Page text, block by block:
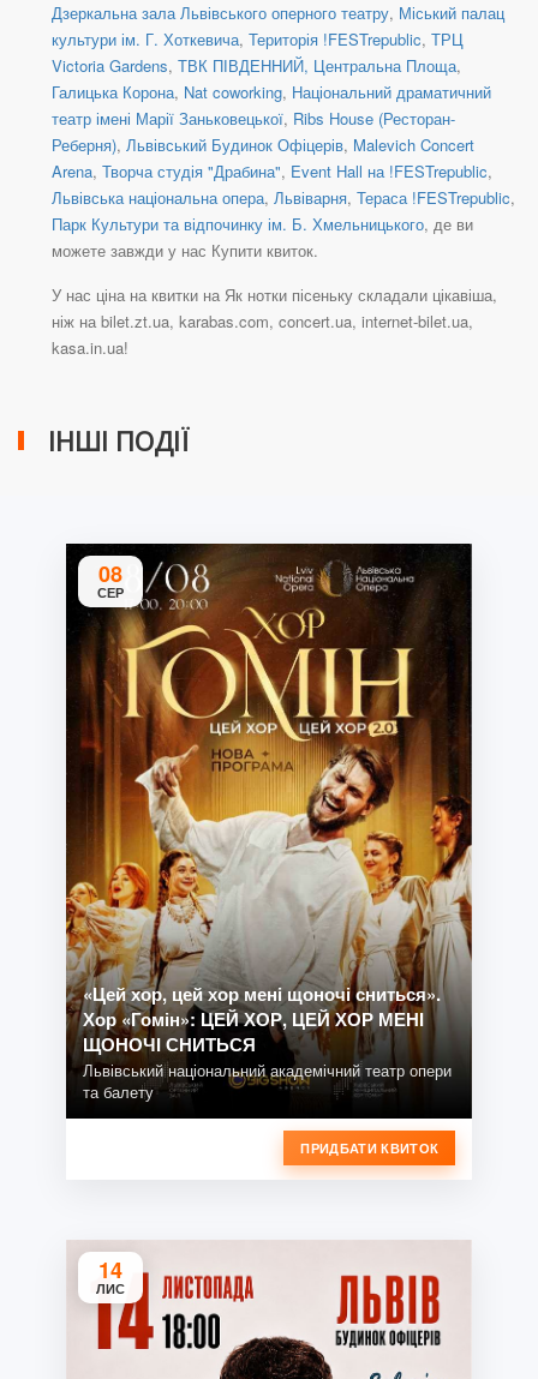
Дзеркальна зала Львівського оперного театру, Міський палац
культури ім. Г. Хоткевича, Територія !FESTrepublic, ТРЦ
Victoria Gardens, ТВК ПІВДЕННИЙ, Центральна Площа,
Галицька Корона, Nat coworking, Національний драматичний
театр імені Марії Заньковецької, Ribs House (Ресторан-
Реберня), Львівський Будинок Офіцерів, Malevich Concert
Arena, Творча студія "Драбина", Event Hall на !FESTrepublic,
Львівська національна опера, Львіварня, Тераса !FESTrepublic,
Парк Культури та відпочинку ім. Б. Хмельницького, де ви
можете завжди у нас Купити квиток.
У нас ціна на квитки на Як нотки пісеньку складали цікавіша,
ніж на bilet.zt.ua, karabas.com, concert.ua, internet-bilet.ua,
kasa.in.ua!
ІНШІ ПОДІЇ
08
СЕР
«Цей хор, цей хор мені щоночі сниться».
Хор «Гомін»: ЦЕЙ ХОР, ЦЕЙ ХОР МЕНІ
ЩОНОЧІ СНИТЬСЯ
Львівський національний академічний театр опери
та балету
ПРИДБАТИ КВИТОК
14
ЛИС